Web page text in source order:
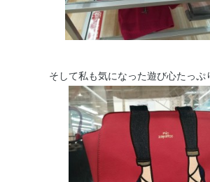
そして私も気になった遊び心たっぷ